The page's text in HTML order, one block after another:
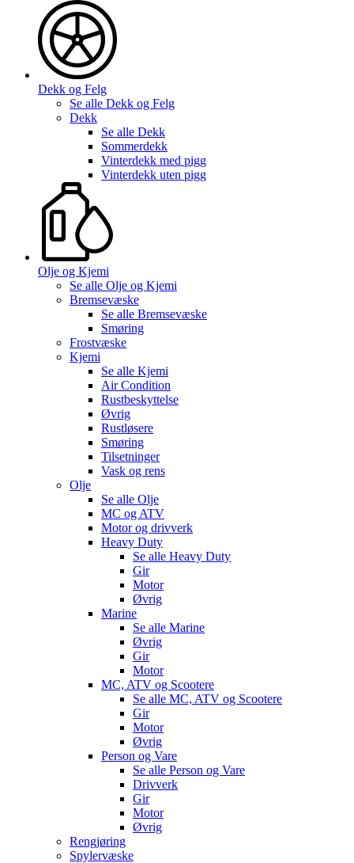
Dekk og Felg
Se alle Dekk og Felg
Dekk
Se alle Dekk
Sommerdekk
Vinterdekk med pigg
Vinterdekk uten pigg
Olje og Kjemi
Se alle Olje og Kjemi
Bremsevæske
Se alle Bremsevæske
Smøring
Frostvæske
Kjemi
Se alle Kjemi
Air Condition
Rustbeskyttelse
Øvrig
Rustløsere
Smøring
Tilsetninger
Vask og rens
Olje
Se alle Olje
MC og ATV
Motor og drivverk
Heavy Duty
Se alle Heavy Duty
Gir
Motor
Øvrig
Marine
Se alle Marine
Øvrig
Gir
Motor
MC, ATV og Scootere
Se alle MC, ATV og Scootere
Gir
Motor
Øvrig
Person og Vare
Se alle Person og Vare
Drivverk
Gir
Motor
Øvrig
Rengjøring
Spylervæske